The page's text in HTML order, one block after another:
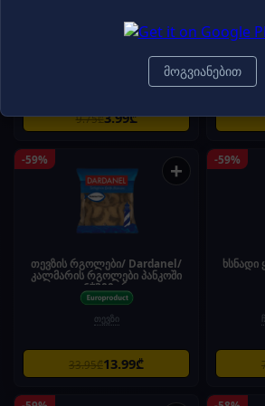
ბაბლზი 97 გრ
9.75₾3.99₾
ბაბლზი
-59% +
თევზის რგოლები/ Dardanel/
კალმარის რგოლები პანკოში
6*300გრ
თევზი
33.95₾13.99₾
-59%
ხსნადი
მოგვიანებით